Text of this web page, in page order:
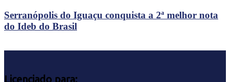
Serranópolis do Iguaçu conquista a 2ª melhor nota
do Ideb do Brasil
Licenciado para: